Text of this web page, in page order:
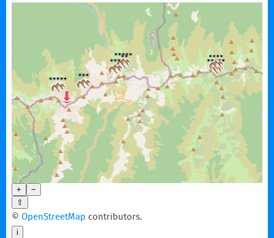
+
−
⇧
© OpenStreetMap contributors.
i